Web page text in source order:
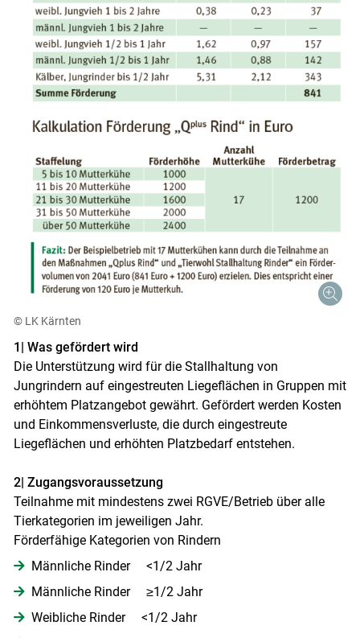
© LK Kärnten
1| Was gefördert wird
Die Unterstützung wird für die Stallhaltung von
Jungrindern auf eingestreuten Liegeflächen in Gruppen mit
erhöhtem Platzangebot gewährt. Gefördert werden Kosten
und Einkommensverluste, die durch eingestreute
Liegeflächen und erhöhten Platzbedarf entstehen.
2| Zugangsvoraussetzung
Teilnahme mit mindestens zwei RGVE/​Betrieb über alle
Tierkategorien im jeweiligen Jahr.
Förderfähige Kategorien von Rindern
Männliche Rinder <1/2 Jahr
Männliche Rinder ≥1/2 Jahr
Weibliche Rinder <1/2 Jahr